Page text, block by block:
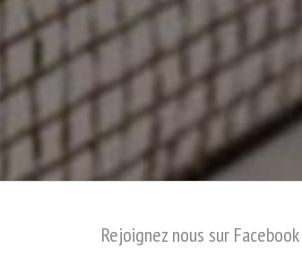
Rejoignez nous sur Facebook